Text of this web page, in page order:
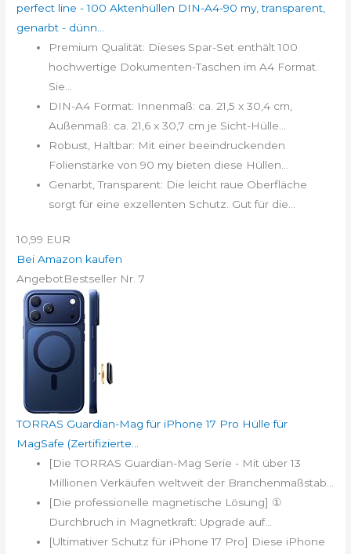
perfect line - 100 Aktenhüllen DIN-A4-90 my, transparent,
genarbt - dünn...
Premium Qualität: Dieses Spar-Set enthält 100
hochwertige Dokumenten-Taschen im A4 Format.
Sie...
DIN-A4 Format: Innenmaß: ca. 21,5 x 30,4 cm,
Außenmaß: ca. 21,6 x 30,7 cm je Sicht-Hülle...
Robust, Haltbar: Mit einer beeindruckenden
Folienstärke von 90 my bieten diese Hüllen...
Genarbt, Transparent: Die leicht raue Oberfläche
sorgt für eine exzellenten Schutz. Gut für die...
10,99 EUR
Bei Amazon kaufen
AngebotBestseller Nr. 7
TORRAS Guardian-Mag für iPhone 17 Pro Hülle für
MagSafe (Zertifizierte...
[Die TORRAS Guardian-Mag Serie - Mit über 13
Millionen Verkäufen weltweit der Branchenmaßstab...
[Die professionelle magnetische Lösung] ①
Durchbruch in Magnetkraft: Upgrade auf...
[Ultimativer Schutz für iPhone 17 Pro] Diese iPhone